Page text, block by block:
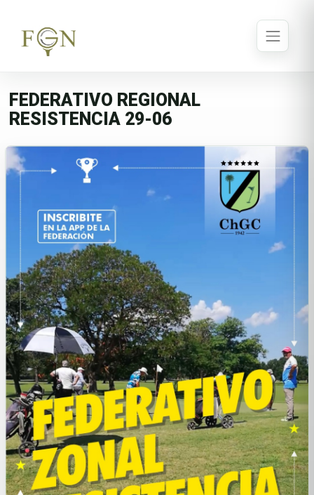
FEDERATIVO REGIONAL
RESISTENCIA 29-06